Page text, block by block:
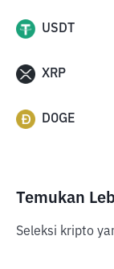
USDT
XRP
DOGE
Temukan
Seleksi kripto